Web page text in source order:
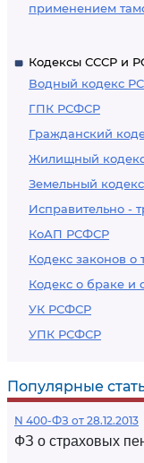
применением
Кодексы СССР и
Водный кодекс
ГПК РСФСР
Гражданский
Жилищный
Земельный
Исправительно -
КоАП РСФСР
Кодекс законов о
Кодекс о браке и
УК РСФСР
УПК РСФСР
Популярные
N 400-ФЗ от 28.12.2013
ФЗ о страховых